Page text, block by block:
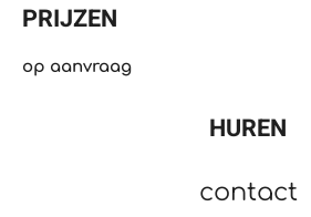
PRIJZEN
op aanvraag
HUREN
contact